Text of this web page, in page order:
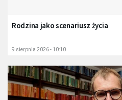
Rodzina jako scenariusz życia
9 sierpnia 2026 - 10:10